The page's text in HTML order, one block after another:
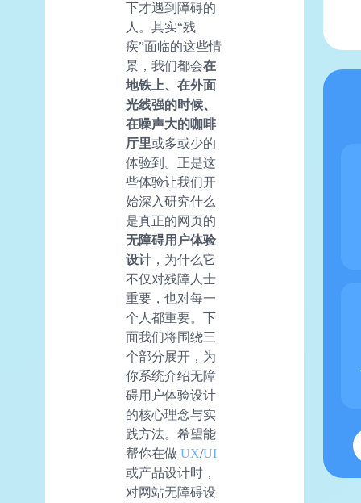
下才遇到障碍的
人。其实“残
疾”面临的这些情
景，我们都会在
地铁上、在外面
光线强的时候、
在噪声大的咖啡
厅里或多或少的
体验到。正是这
些体验让我们开
始深入研究什么
是真正的网页的
无障碍用户体验
设计，为什么它
不仅对残障人士
重要，也对每一
个人都重要。下
面我们将围绕三
个部分展开，为
你系统介绍无障
碍用户体验设计
的核心理念与实
践方法。希望能
帮你在做 UX/UI
或产品设计时，
对网站无障碍设